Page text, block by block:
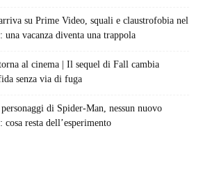
su Prime Video, squali e claustrofobia nel
vacanza diventa una trappola
al cinema | Il sequel di Fall cambia
senza via di fuga
di Spider-Man, nessun nuovo
resta dell’esperimento